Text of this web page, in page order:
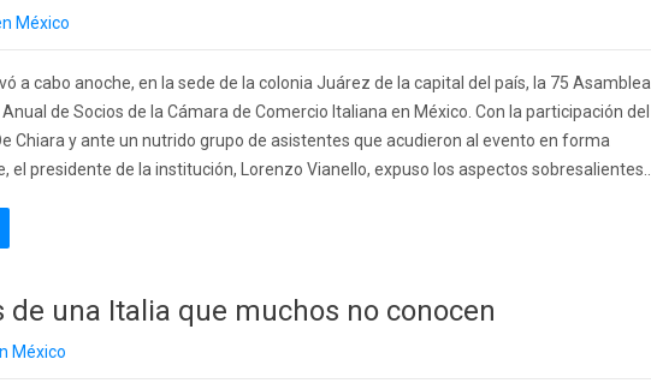
México
a cabo anoche, en la sede de la colonia Juárez de la capital del país, la 75 Asamblea
de Socios de la Cámara de Comercio Italiana en México. Con la participación del
Chiara y ante un nutrido grupo de asistentes que acudieron al evento en forma
el presidente de la institución, Lorenzo Vianello, expuso los aspectos sobresalientes...
una Italia que muchos no conocen
México